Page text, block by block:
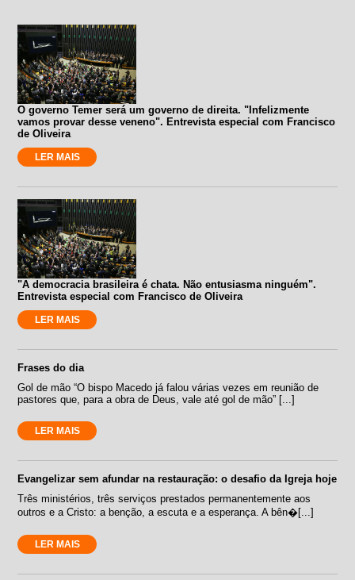
O governo Temer será um governo de direita. "Infelizmente
vamos provar desse veneno". Entrevista especial com Francisco
de Oliveira
LER MAIS
"A democracia brasileira é chata. Não entusiasma ninguém".
Entrevista especial com Francisco de Oliveira
LER MAIS
Frases do dia
Gol de mão “O bispo Macedo já falou várias vezes em reunião de
pastores que, para a obra de Deus, vale até gol de mão” [...]
LER MAIS
Evangelizar sem afundar na restauração: o desafio da Igreja hoje
Três ministérios, três serviços prestados permanentemente aos
outros e a Cristo: a benção, a escuta e a esperança. A bên�[...]
LER MAIS